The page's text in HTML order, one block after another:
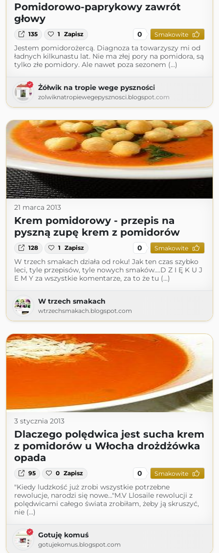
Pomidorowo-paprykowy zawrót
głowy
135 1 Zapisz 0 Smakowite
Jestem pomidorożercą. Diagnoza ta towarzyszy mi od
ładnych kilkunastu lat. Nie ma złej pory na pomidora, są
tylko złe pomidory. Ale nawet poza sezonem (...)
Żółwik na tropie wege pyszności
zolwiknatropiewegepysznosci.blogspot.com
21 marca 2013
Krem pomidorowy - przepis na
pyszną zupę krem z pomidorów
128 1 Zapisz 0 Smakowite
W trzech smakach działa od roku! Jak ten czas szybko
leci, tyle przepisów, tyle nowych smaków....D Z I Ę K U J
E M Y za wszystkie komentarze, za to że tu (...)
W trzech smakach
wtrzechsmakach.blogspot.com
3 stycznia 2013
Dlaczego polędwica jest sucha krem
z pomidorów u Włocha drożdżówka
opada
95 0 Zapisz 0 Smakowite
"Kiedy ludzkość już zrobi wszystkie potrzebne
rewolucje, narodzi się nowe..."M.V Llosaile rewolucji z
polędwicami całego świata zrobiłam, żeby ją skruszyć,
nie (...)
Gotuję komuś
gotujekomus.blogspot.com